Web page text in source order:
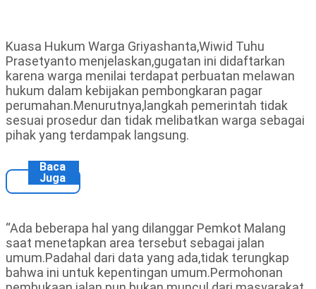
Kuasa Hukum Warga Griyashanta,Wiwid Tuhu
Prasetyanto menjelaskan,gugatan ini didaftarkan
karena warga menilai terdapat perbuatan melawan
hukum dalam kebijakan pembongkaran pagar
perumahan.Menurutnya,langkah pemerintah tidak
sesuai prosedur dan tidak melibatkan warga sebagai
pihak yang terdampak langsung.
Baca
Juga
“Ada beberapa hal yang dilanggar Pemkot Malang
saat menetapkan area tersebut sebagai jalan
umum.Padahal dari data yang ada,tidak terungkap
bahwa ini untuk kepentingan umum.Permohonan